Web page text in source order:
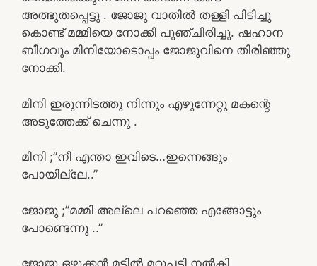
അത്ഭുതപ്പെട്ടു . ജോജു വാതിൽ തള്ളി പിടിച്ചു
കൊണ്ട് മമ്മിയെ നോക്കി പുഞ്ചിരിച്ചു. ഷഹാന
ബീഗവും മിനിയോടൊപ്പം ജോജുവിനെ തിരിഞ്ഞു
നോക്കി.
മിനി ഇരുന്നിടത്തു നിന്നും എഴുന്നേറ്റു മകന്റെ
അടുത്തേക്ക് ചെന്നു .
മിനി ;”നീ എന്താ ഇവിടെ…ഇന്നെങ്ങും
പോയില്ലേ..”
ജോജു ;”മമ്മി അല്ലെ പറഞ്ഞെ എങ്ങോട്ടും
പോണ്ടെന്നു ..”
ജോജു ഒഴുക്കൻ മട്ടിൽ മറുപടി നൽകി